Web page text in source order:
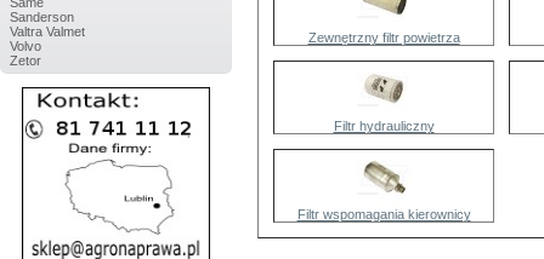
Sanderson
Valtra Valmet
Volvo
Zetor
Zewnętrzny filtr powietrza
Filtr hydrauliczny
Filtr wspomagania kierownicy